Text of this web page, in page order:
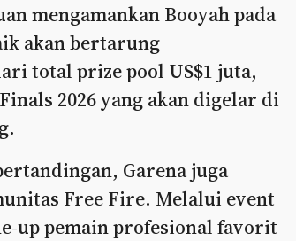
mengamankan Booyah pada
akan bertarung
total prize pool US$1 juta,
2026 yang akan digelar di
Garena juga
Free Fire. Melalui event
up pemain profesional favorit